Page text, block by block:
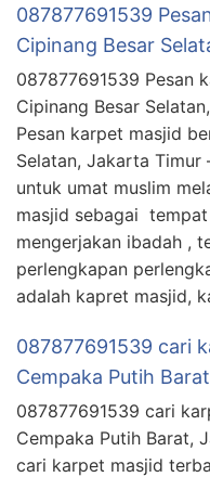
087877691539
Cipinang Besar
087877691539 Pesan
Cipinang Besar
Pesan karpet masjid
Selatan, Jakarta
untuk umat muslim
masjid sebagai
mengerjakan ibadah ,
perlengkapan
adalah kapret masjid,
087877691539 cari
Cempaka Putih
087877691539 cari
Cempaka Putih Barat,
cari karpet masjid